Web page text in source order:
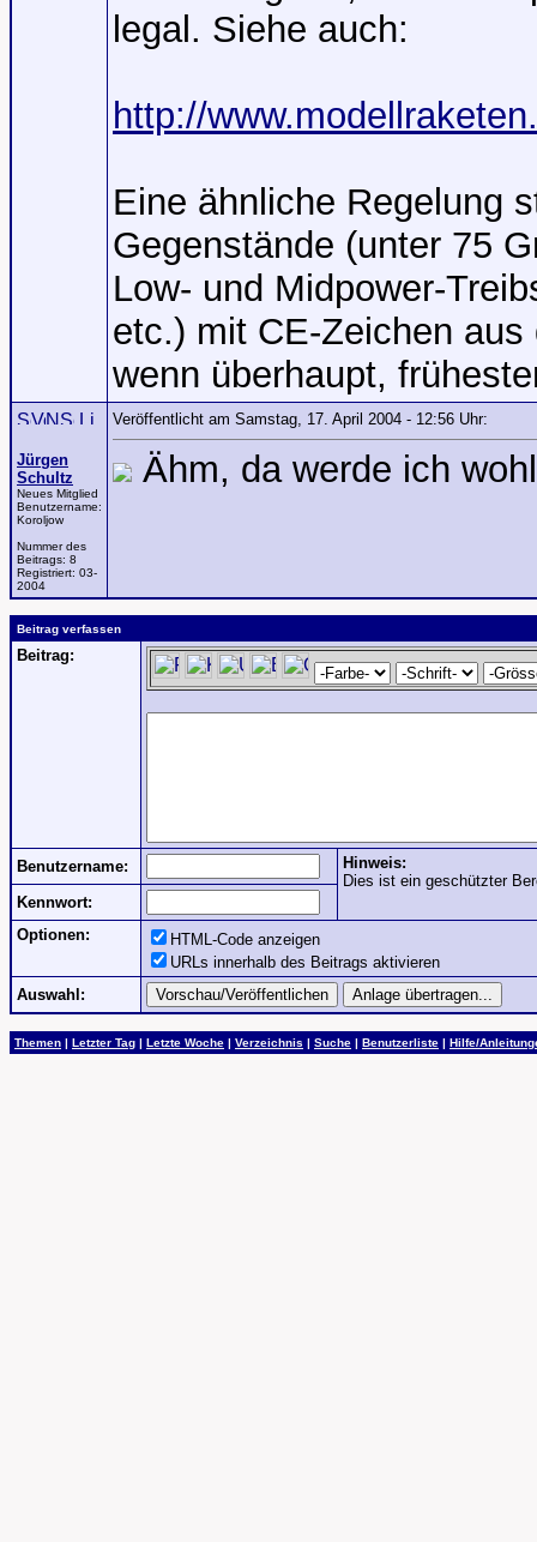
legal. Siehe auch:
http://
Eine ähnliche Regelung
Gegenstände (unter 75
Low- und Midpower-
etc.) mit CE-Zeichen
wenn überhaupt,
Jürgen
Schultz
Neues Mitglied
Benutzername:
Koroljow
Nummer des
Beitrags: 8
Registriert: 03-
2004
Veröffentlicht am Samstag, 17. April 2004 - 12:56 Uhr:
Ähm, da werde ich
Beitrag verfassen
Beitrag:
Benutzername:
Hinweis:
Dies ist ein geschützter
Kennwort:
Optionen:
HTML-Code anzeigen
URLs innerhalb des Beitrags aktivieren
Auswahl:
Themen | Letzter Tag | Letzte Woche | Verzeichnis | Suche | Benutzerliste | Hilfe/